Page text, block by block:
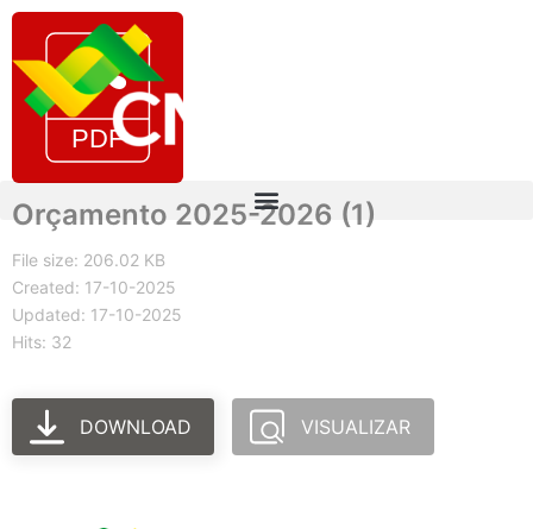
Orçamento 2025-2026 (1)
File size: 206.02 KB
Created: 17-10-2025
Updated: 17-10-2025
Hits: 32
DOWNLOAD VISUALIZAR